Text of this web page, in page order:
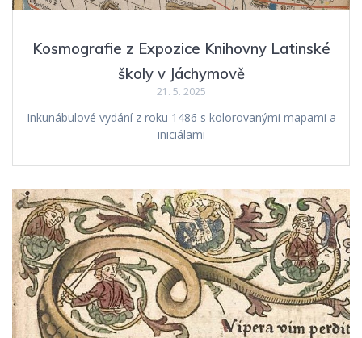
Kosmografie z Expozice Knihovny Latinské
školy v Jáchymově
21. 5. 2025
Inkunábulové vydání z roku 1486 s kolorovanými mapami a
iniciálami